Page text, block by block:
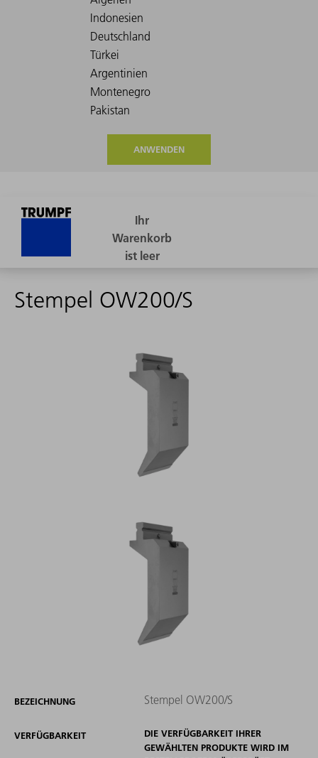
ANWENDEN
Stempel OW200/S
BEZEICHNUNG Stempel OW200/S
VERFÜGBARKEIT
DIE VERFÜGBARKEIT IHRER
GEWÄHLTEN PRODUKTE WIRD IM